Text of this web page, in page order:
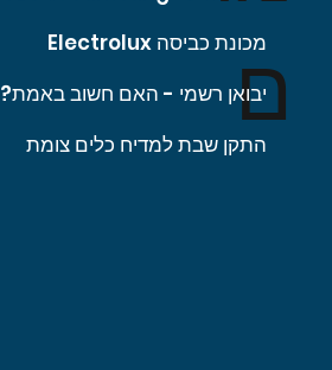
ם
מכונת כביסה Electrolux
יבואן רשמי - האם חשוב באמת?
התקן שבת למדיח כלים צומת